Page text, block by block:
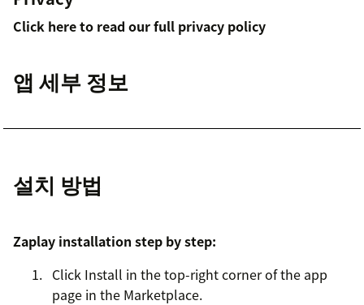
Click here to read our full privacy policy
앱 세부 정보
설치 방법
Zaplay installation step by step:
Click Install in the top-right corner of the app
page in the Marketplace.